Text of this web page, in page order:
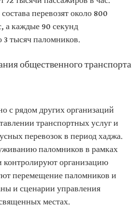
перевозят около 800
а каждые 90 секунд
3 тысяч паломников.
общественного транспорта
с рядом других организаций
транспортных услуг и
перевозок в период хаджа.
паломников в рамках
контролируют организацию
перемещение паломников и
и сценарии управления
местах.